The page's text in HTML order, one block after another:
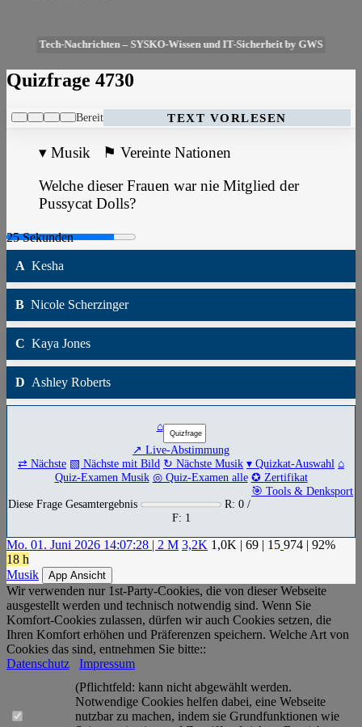
Tech-Nachrichten – SYSKO-Wissen und IT-Sicherheit by GWS
Quizfrage 4730
Bereit TEXT VORLESEN
▾ Musik ⚑ Vereinte Nationen
Welche dieser Frauen war nie Mitglied der
Pussycat Dolls?
A Kesha
B Nicole Scherzinger
C Kaya Jones
D Ashley Roberts
⌂
↗ Live-Abstimmung
⇄ Nächste ▧ Nächste mit Bild ↻ Nächste Musik ▾ Quizkat-Auswahl ⌂
Quiz-Examen Musik ◎ Quiz-Examen alle ✪ Zertifikat
🎯 Tools & Denksport
Diese Frage Gesamtergebnis
R: 0 /
F: 1
Mo. 01. Juni 2026 14:07:28 | 2 M 3,2K 1,0K | 69 | 15 974 | 92%
18 h
Musik
App Ansicht
Wir verwenden nur 1st-Party-Cookies, die von dieser Webseite
ausgestellt werden und technisch notwendig sind. Wenn Sie
Komfort-Cookies zulassen, dürfen wir auch Cookies setzen, die
Ihren Komfort erhöhen und Präferenzen speichern. Welche Art von
Cookies das sind, entnehmen Sie bitte::
Datenschutz
Impressum
(Pflichtfeld: kann nicht abgewählt werden.
Notwendige Cookies helfen dabei, eine Webseite
nutzbar zu machen, indem sie Grundfunktionen wie